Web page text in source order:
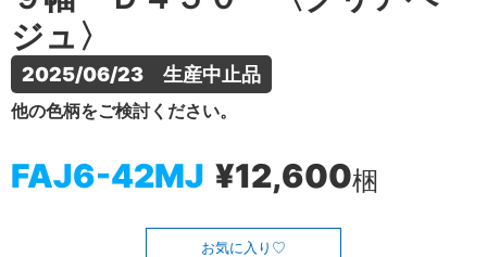
ジュ〉
2025/06/23　生産中止品
他の色柄をご検討ください。
FAJ6-42MJ ¥12,600梱
お気に入り